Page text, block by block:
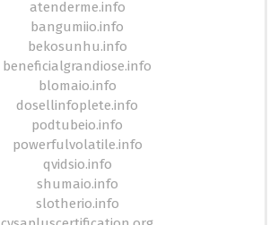
atenderme.info
bangumiio.info
bekosunhu.info
beneficialgrandiose.info
blomaio.info
dosellinfoplete.info
podtubeio.info
powerfulvolatile.info
qvidsio.info
shumaio.info
slotherio.info